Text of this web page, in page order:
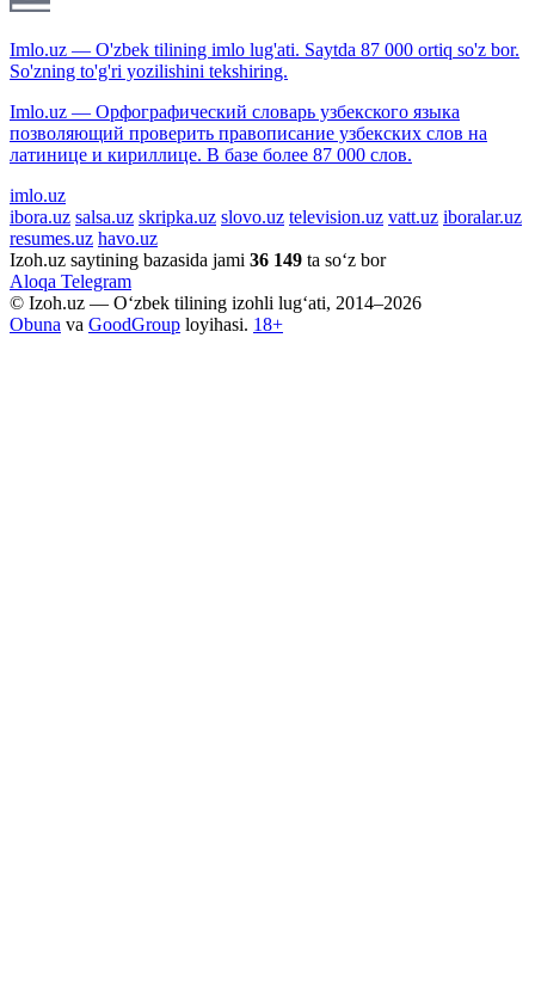
Imlo.uz — O'zbek tilining imlo lug'ati. Saytda 87 000 ortiq so'z bor.
So'zning to'g'ri yozilishini tekshiring.
Imlo.uz — Орфографический словарь узбекского языка
позволяющий проверить правописание узбекских слов на
латинице и кириллице. В базе более 87 000 слов.
imlo.uz
ibora.uz salsa.uz skripka.uz slovo.uz television.uz vatt.uz iboralar.uz
resumes.uz havo.uz
Izoh.uz saytining bazasida jami 36 149 ta so‘z bor
Aloqa Telegram
© Izoh.uz — O‘zbek tilining izohli lug‘ati, 2014–2026
Obuna va GoodGroup loyihasi. 18+